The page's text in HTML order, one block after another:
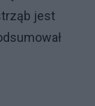
jest